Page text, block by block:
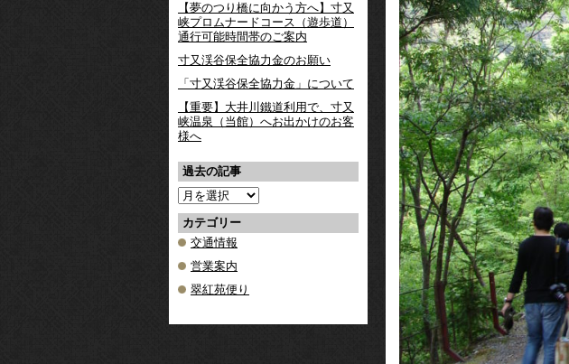
【夢のつり橋に向かう方へ】寸又
峡プロムナードコース（遊歩道）
通行可能時間帯のご案内
寸又渓谷保全協力金のお願い
「寸又渓谷保全協力金」について
【重要】大井川鐵道利用で、寸又
峡温泉（当館）へお出かけのお客
様へ
過去の記事
過
去
の
記
事
カテゴリー
交通情報
営業案内
翠紅苑便り